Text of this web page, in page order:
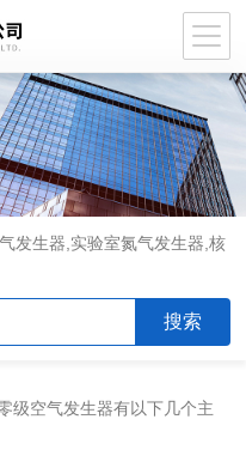
发生器,实验室氮气发生器,核
级空气发生器有以下几个主